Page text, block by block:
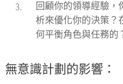
回顧你的領導經驗，
析來優化你的決策？
何平衡角色與任務的
無意識計劃的影響：